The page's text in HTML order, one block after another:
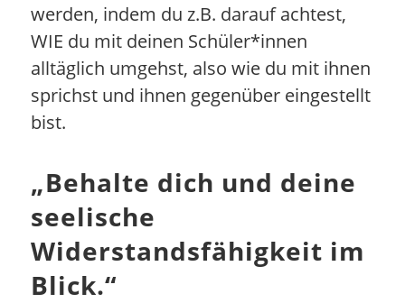
werden, indem du z.B. darauf achtest,
WIE du mit deinen Schüler*innen
alltäglich umgehst, also wie du mit ihnen
sprichst und ihnen gegenüber eingestellt
bist.
„Behalte dich und deine
seelische
Widerstandsfähigkeit im
Blick.“